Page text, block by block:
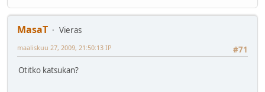
MasaT
Vieras
#71
maaliskuu 27, 2009, 21:50:13 IP
Otitko katsukan?